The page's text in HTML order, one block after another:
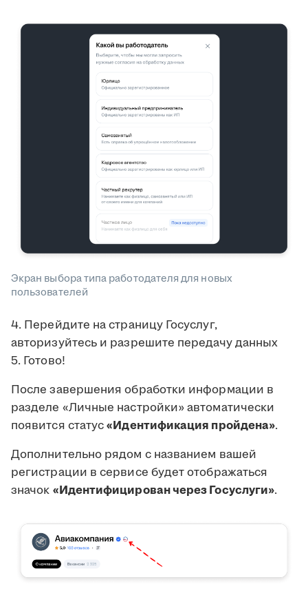
Экран выбора типа работодателя для новых
пользователей
4. Перейдите на страницу Госуслуг,
авторизуйтесь и разрешите передачу данных
5. Готово!
После завершения обработки информации в
разделе «Личные настройки» автоматически
появится статус«Идентификация пройдена».
Дополнительно рядом с названием вашей
регистрации в сервисе будет отображаться
значок «Идентифицирован через Госуслуги».